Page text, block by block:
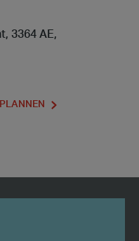
3364 AE,